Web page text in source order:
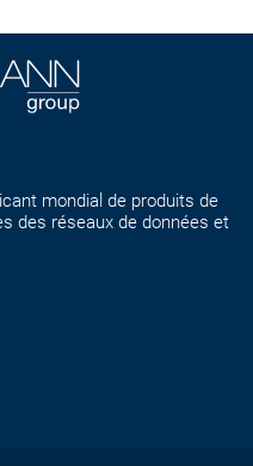
mondial de produits de
des réseaux de données et